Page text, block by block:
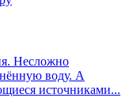
Несложно
воду. А
источниками...